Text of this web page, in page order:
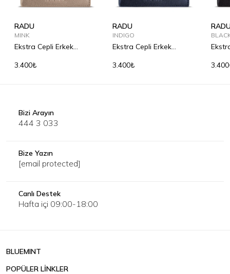
RADU
MINK
Ekstra Cepli Erkek
3.400₺
RADU
INDIGO
Ekstra Cepli Erkek
3.400₺
Bizi Arayın
444 3 033
Bize Yazın
[email protected]
Canlı Destek
Hafta içi 09:00-18:00
BLUEMINT
POPÜLER LİNKLER